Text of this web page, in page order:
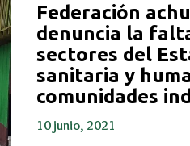
Federación
denuncia la
sectores del
sanitaria y
comunidades
10 junio, 2021